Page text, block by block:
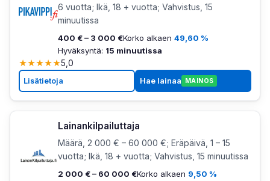
6 vuotta; Ikä, 18 + vuotta; Vahvistus, 15
minuutissa
400 € – 3 000 €Korko alkaen 49,60 %
Hyväksyntä: 15 minuutissa
★★★★★5,0
Lisätietoja Hae lainaa MAINOS
Lainankilpailuttaja
Määrä, 2 000 € – 60 000 €; Eräpäivä, 1 – 15
vuotta; Ikä, 18 + vuotta; Vahvistus, 15 minuutissa
2 000 € – 60 000 €Korko alkaen 9,50 %